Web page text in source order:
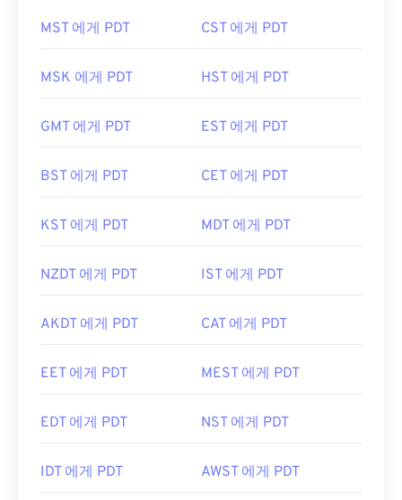
MST 에게 PDT CST 에게 PDT
MSK 에게 PDT HST 에게 PDT
GMT 에게 PDT EST 에게 PDT
BST 에게 PDT CET 에게 PDT
KST 에게 PDT MDT 에게 PDT
NZDT 에게 PDT IST 에게 PDT
AKDT 에게 PDT CAT 에게 PDT
EET 에게 PDT MEST 에게 PDT
EDT 에게 PDT NST 에게 PDT
IDT 에게 PDT AWST 에게 PDT